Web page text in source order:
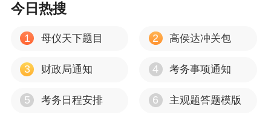
繁忙的考生都是时间较少，因此建议第一年尽量通过两
推荐组合一：中级会计实务+经济法
推荐组合二：财务管理+经济法
会计职称三科中，财务管理偏向于抽象理解，经济法偏
向于记忆，中级会计实务介于两者之间。若是同一年报
今日热搜
1 母仪天下题目 2 高侯达冲关包
3 财政局通知 4 考务事项通知
5 考务日程安排 6 主观题答题模版